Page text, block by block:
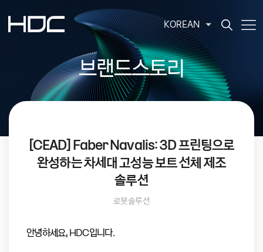
KOREAN
브랜드스토리
[CEAD] Faber Navalis: 3D 프린팅으로
완성하는 차세대 고성능 보트 선체 제조
솔루션
로봇솔루션
안녕하세요, HDC입니다.